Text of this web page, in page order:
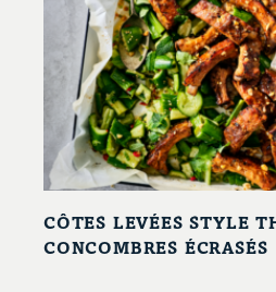
CÔTES LEVÉES STYLE
CONCOMBRES ÉCRASÉS